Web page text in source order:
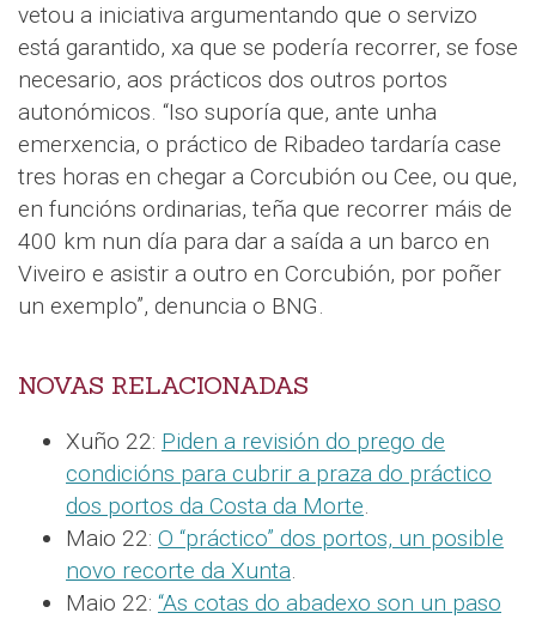
vetou a iniciativa argumentando que o servizo
está garantido, xa que se podería recorrer, se fose
necesario, aos prácticos dos outros portos
autonómicos. “Iso suporía que, ante unha
emerxencia, o práctico de Ribadeo tardaría case
tres horas en chegar a Corcubión ou Cee, ou que,
en funcións ordinarias, teña que recorrer máis de
400 km nun día para dar a saída a un barco en
Viveiro e asistir a outro en Corcubión, por poñer
un exemplo”, denuncia o BNG.
NOVAS RELACIONADAS
Xuño 22: Piden a revisión do prego de
condicións para cubrir a praza do práctico
dos portos da Costa da Morte.
Maio 22: O “práctico” dos portos, un posible
novo recorte da Xunta.
Maio 22: “As cotas do abadexo son un paso